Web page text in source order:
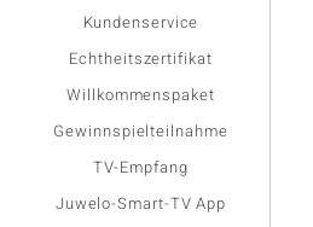
Kundenservice
Echtheitszertifikat
Willkommenspaket
Gewinnspielteilnahme
TV-Empfang
Juwelo-Smart-TV App